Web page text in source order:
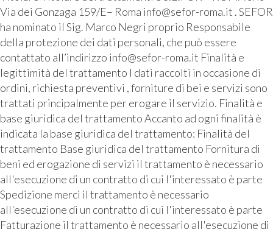
Via dei Gonzaga 159/E– Roma info@sefor-roma.it . SEFOR
ha nominato il Sig. Marco Negri proprio Responsabile
della protezione dei dati personali, che può essere
contattato all’indirizzo info@sefor-roma.it Finalità e
legittimità del trattamento I dati raccolti in occasione di
ordini, richiesta preventivi , forniture di bei e servizi sono
trattati principalmente per erogare il servizio. Finalità e
base giuridica del trattamento Accanto ad ogni finalità è
indicata la base giuridica del trattamento: Finalità del
trattamento Base giuridica del trattamento Fornitura di
beni ed erogazione di servizi il trattamento è necessario
all'esecuzione di un contratto di cui l'interessato è parte
Spedizione merci il trattamento è necessario
all'esecuzione di un contratto di cui l'interessato è parte
Fatturazione il trattamento è necessario all'esecuzione di